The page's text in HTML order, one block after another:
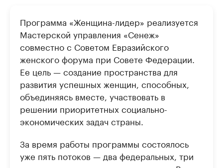
Программа «Женщина-лидер» реализуется
Мастерской управления «Сенеж»
совместно с Советом Евразийского
женского форума при Совете Федерации.
Ее цель — создание пространства для
развития успешных женщин, способных,
объединяясь вместе, участвовать в
решении приоритетных социально-
экономических задач страны.
За время работы программы состоялось
уже пять потоков — два федеральных, три